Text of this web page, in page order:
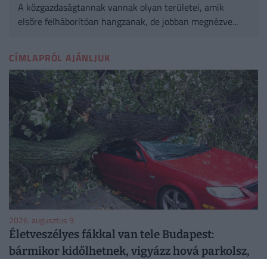
A közgazdaságtannak vannak olyan területei, amik
elsőre felháborítóan hangzanak, de jobban megnézve...
CÍMLAPRÓL AJÁNLJUK
2026. augusztus 9.
Életveszélyes fákkal van tele Budapest:
bármikor kidőlhetnek, vigyázz hová parkolsz,